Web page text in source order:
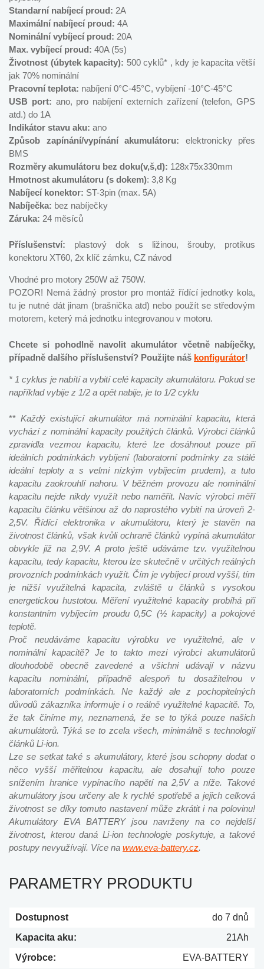
Standarní nabíjecí proud: 2A
Maximální nabíjecí proud: 4A
Nominální vybíjecí proud: 20A
Max. vybíjecí proud: 40A (5s)
Životnost (úbytek kapacity): 500 cyklů* , kdy je kapacita větší
jak 70% nominální
Pracovní teplota: nabíjení 0°C-45°C, vybíjení -10°C-45°C
USB port: ano, pro nabíjení externích zařízení (telefon, GPS
atd.) do 1A
Indikátor stavu aku: ano
Způsob zapínání/vypínání akumulátoru: elektronicky přes
BMS
Rozměry akumulátoru bez doku(v,š,d): 128x75x330mm
Hmotnost akumulátoru (s dokem): 3,8 Kg
Nabíjecí konektor: ST-3pin (max. 5A)
Nabíječka: bez nabíječky
Záruka: 24 měsíců
Příslušenství: plastový dok s ližinou, šrouby, protikus
konektoru XT60, 2x klíč zámku, CZ návod
Vhodné pro motory 250W až 750W.
POZOR! Nemá žádný prostor pro montáž řídící jednotky kola,
tu je nutné dát jinam (brašnička atd) nebo použít se středovým
motorem, keterý má jednotku integrovanou v motoru.
Chcete si pohodlně navolit akumulátor včetně nabíječky,
případně dalšího příslušenství? Použijte náš konfigurátor!
* 1 cyklus je nabítí a vybití celé kapacity akumulátoru. Pokud se
například vybije z 1/2 a opět nabije, je to 1/2 cyklu
**Každý existující akumulátor má nominální kapacitu, která
vychází z nominální kapacity použitých článků. Výrobci článků
zpravidla vezmou kapacitu, které lze dosáhnout pouze při
ideálních podmínkách vybíjení (laboratorní podmínky za stálé
ideální teploty a s velmi nízkým vybíjecím prudem), a tuto
kapacitu zaokrouhlí nahoru. V běžném provozu ale nominální
kapacitu nejde nikdy využít nebo naměřit. Navíc výrobci měří
kapacitu článku většinou až do naprostého vybití na úroveň 2-
2,5V. Řídící elektronika v akumulátoru, který je stavěn na
životnost článků, však kvůli ochraně článků vypíná akumulátor
obvykle již na 2,9V. A proto ještě udáváme tzv. využitelnou
kapacitu, tedy kapacitu, kterou lze skutečně v určitých reálných
provozních podmínkách využít. Čím je vybíjecí proud vyšší, tím
je nižší využitelná kapacita, zvláště u článků s vysokou
energetickou hustotou. Měření využitelné kapacity probíhá při
konstantním vybíjecím proudu 0,5C (½ kapacity) a pokojové
teplotě.
Proč neudáváme kapacitu výrobku ve využitelné, ale v
nominální kapacitě? Je to takto mezi výrobci akumulátorů
dlouhodobě obecně zavedené a všichni udávají v názvu
kapacitu nominální, případně alespoň tu dosažitelnou v
laboratorních podmínkách. Ne každý ale z pochopitelných
důvodů zákazníka informuje i o reálně využitelné kapacitě. To,
že tak činíme my, neznamená, že se to týká pouze našich
akumulátorů. Týká se to zcela všech, minimálně s technologií
článků Li-ion.
Lze se setkat také s akumulátory, které jsou schopny dodat o
něco vyšší měřitelnou kapacitu, ale dosahují toho pouze
snížením hranice vypínacího napětí na 2,5V a níže. Takové
akumulátory jsou určeny ale k rychlé spotřebě a jejich celková
životnost se díky tomuto nastavení může zkrátit i na polovinu!
Akumulátory EVA BATTERY jsou navrženy na co nejdelší
životnost, kterou daná Li-ion technologie poskytuje, a takové
postupy nevyužívají. Více na www.eva-battery.cz.
PARAMETRY PRODUKTU
Dostupnost
do 7 dnů
Kapacita aku:
21Ah
Výrobce:
EVA-BATTERY